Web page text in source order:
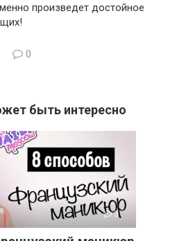
произведет достойное
0
быть интересно
3